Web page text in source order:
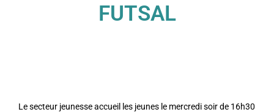
FUTSAL
Le secteur jeunesse accueil les jeunes le mercredi soir de 16h30